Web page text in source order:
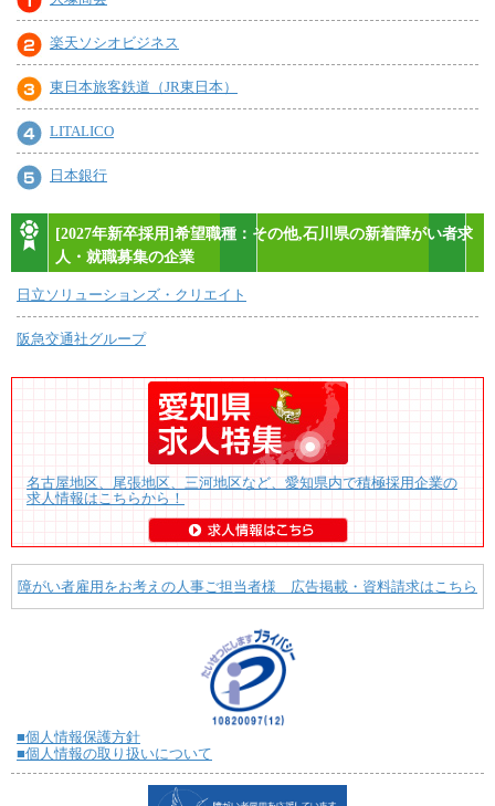
楽天ソシオビジネス
東日本旅客鉄道（JR東日本）
LITALICO
日本銀行
[2027年新卒採用]希望職種：その他,石川県の新着障がい者求
人・就職募集の企業
日立ソリューションズ・クリエイト
阪急交通社グループ
名古屋地区、尾張地区、三河地区など、愛知県内で積極採用企業の
求人情報はこちらから！
障がい者雇用をお考えの人事ご担当者様 広告掲載・資料請求はこちら
■個人情報保護方針
■個人情報の取り扱いについて